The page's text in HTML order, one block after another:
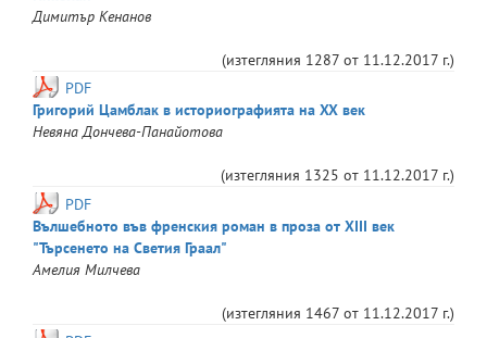
Димитър Кенанов
(изтегляния 1287 от 11.12.2017 г.)
PDF
Григорий Цамблак в историографията на XX век
Невяна Дончева-Панайотова
(изтегляния 1325 от 11.12.2017 г.)
PDF
Вълшебното във френския роман в проза от XIII век
"Търсенето на Светия Граал"
Амелия Милчева
(изтегляния 1467 от 11.12.2017 г.)